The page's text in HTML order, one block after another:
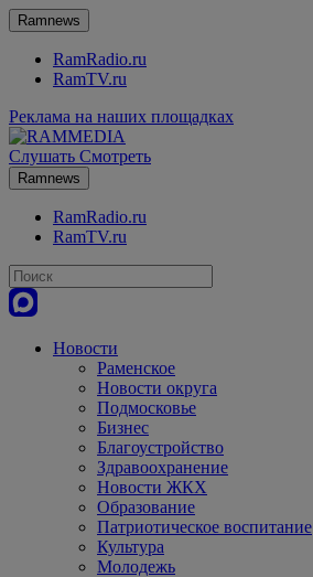
Ramnews
RamRadio.ru
RamTV.ru
Реклама на наших площадках
Слушать Смотреть
Ramnews
RamRadio.ru
RamTV.ru
Новости
Раменское
Новости округа
Подмосковье
Бизнес
Благоустройство
Здравоохранение
Новости ЖКХ
Образование
Патриотическое воспитание
Культура
Молодежь